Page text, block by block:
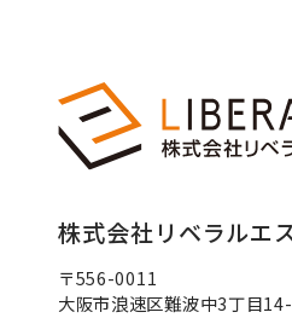
株式会社リベラルエ
〒556-0011
大阪市浪速区難波中3丁目